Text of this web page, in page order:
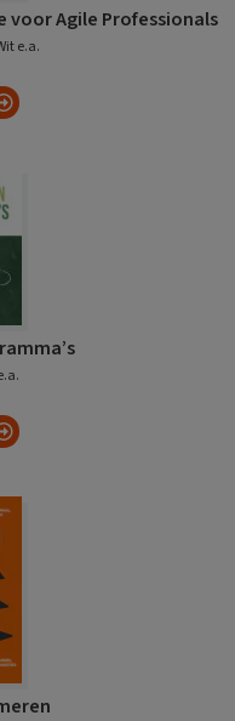
voor Agile Professionals
e.a.